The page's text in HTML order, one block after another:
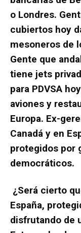
o Londres.
cubiertos hoy
mesoneros de
Gente que
tiene jets
para PDVSA
aviones y
Europa. Ex-
Canadá y en
protegidos por
democráticos.
¿Será cierto
España,
disfrutando de